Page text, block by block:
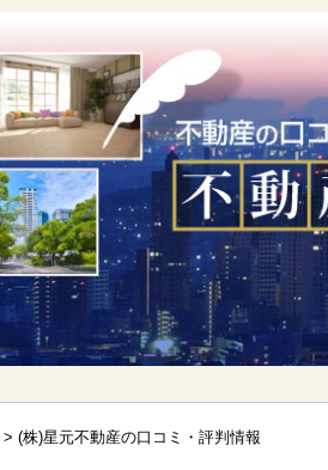
> (株)星元不動産の口コミ・評判情報